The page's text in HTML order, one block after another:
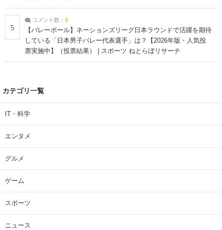
5
コメント数： 3
【バレーボール】ネーションズリーグ日本ラウンドで活躍を期待
している「日本男子バレー代表選手」は？【2026年版・人気投
票実施中】（投票結果） | スポーツ ねとらぼリサーチ
カテゴリ一覧
IT・科学
エンタメ
グルメ
ゲーム
スポーツ
ニュース